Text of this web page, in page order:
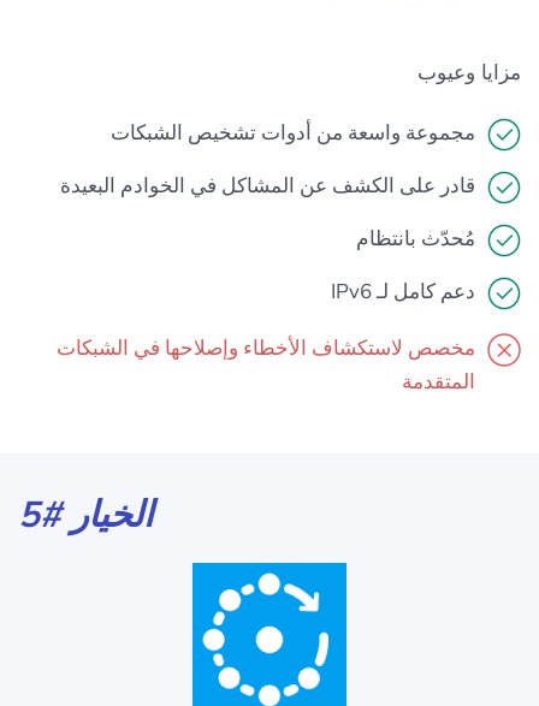
مزايا وعيوب
مجموعة واسعة من أدوات تشخيص الشبكات
قادر على الكشف عن المشاكل في الخوادم البعيدة
مُحدّث بانتظام
دعم كامل لـ IPv6
مخصص لاستكشاف الأخطاء وإصلاحها في الشبكات
المتقدمة
الخيار #5